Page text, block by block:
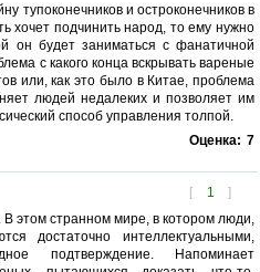
тупоконечников и остроконечников в
хочет подчинить народ, то ему нужно
он будет заниматься с фанатичной
с какого конца вскрывать вареные
или, как это было в Китае, проблема
людей недалеких и позволяет им
способ управления толпой.
Оценка: 7
[ 1 ]
этом странном мире, в котором люди,
достаточно интеллектуальными,
подтверждение. Напоминает